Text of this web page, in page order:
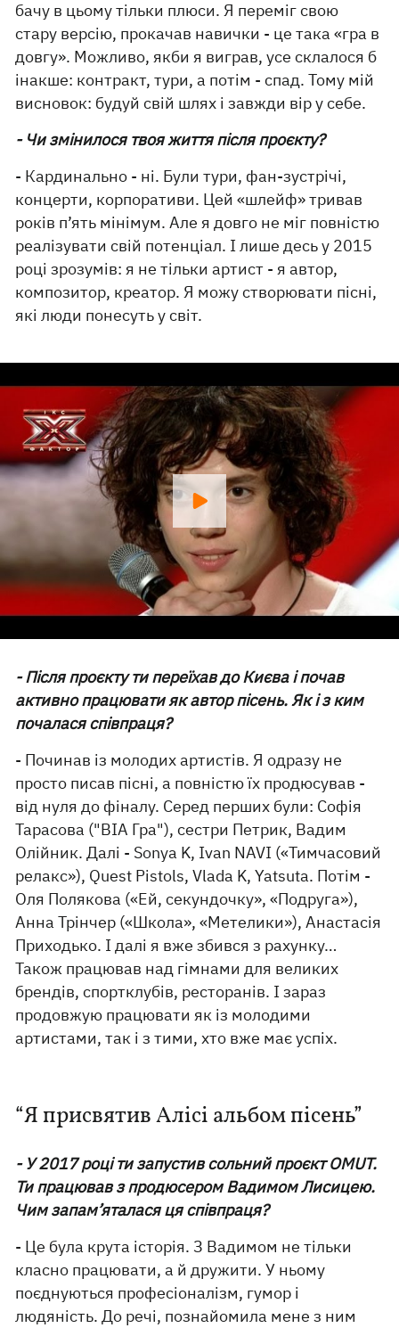
бачу в цьому тільки плюси. Я переміг свою
стару версію, прокачав навички - це така «гра в
довгу». Можливо, якби я виграв, усе склалося б
інакше: контракт, тури, а потім - спад. Тому мій
висновок: будуй свій шлях і завжди вір у себе.
- Чи змінилося твоя життя після проєкту?
- Кардинально - ні. Були тури, фан-зустрічі,
концерти, корпоративи. Цей «шлейф» тривав
років п’ять мінімум. Але я довго не міг повністю
реалізувати свій потенціал. І лише десь у 2015
році зрозумів: я не тільки артист - я автор,
композитор, креатор. Я можу створювати пісні,
які люди понесуть у світ.
- Після проєкту ти переїхав до Києва і почав
активно працювати як автор пісень. Як і з ким
почалася співпраця?
- Починав із молодих артистів. Я одразу не
просто писав пісні, а повністю їх продюсував -
від нуля до фіналу. Серед перших були: Софія
Тарасова ("ВІА Гра"), сестри Петрик, Вадим
Олійник. Далі - Sonya K, Ivan NAVI («Тимчасовий
релакс»), Quest Pistols, Vlada K, Yatsuta. Потім -
Оля Полякова («Ей, секундочку», «Подруга»),
Анна Трінчер («Школа», «Метелики»), Анастасія
Приходько. І далі я вже збився з рахунку…
Також працював над гімнами для великих
брендів, спортклубів, ресторанів. І зараз
продовжую працювати як із молодими
артистами, так і з тими, хто вже має успіх.
“Я присвятив Алісі альбом пісень”
- У 2017 році ти запустив сольний проєкт OMUT.
Ти працював з продюсером Вадимом Лисицею.
Чим запам’яталася ця співпраця?
- Це була крута історія. З Вадимом не тільки
класно працювати, а й дружити. У ньому
поєднуються професіоналізм, гумор і
людяність. До речі, познайомила мене з ним